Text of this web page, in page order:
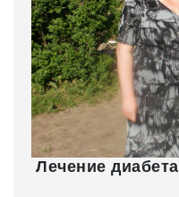
Лечение диабета